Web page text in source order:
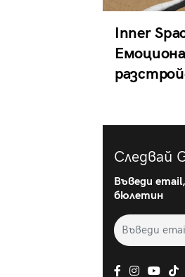
Inner
Следвай
Въведи
бюлетин